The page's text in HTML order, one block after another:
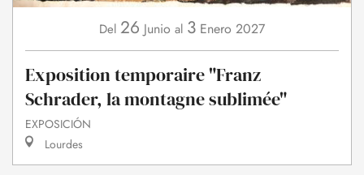
Del 26 Junio al 3 Enero 2027
Exposition temporaire "Franz
Schrader, la montagne sublimée"
EXPOSICIÓN
Lourdes